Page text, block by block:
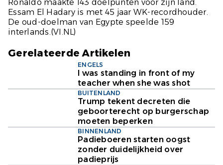
Ronaldo maakte 143 doelpunten voor zijn land.
Essam El Hadary is met 45 jaar WK-recordhouder.
De oud-doelman van Egypte speelde 159
interlands.(VI.NL)
Gerelateerde Artikelen
ENGELS
I was standing in front of my
teacher when she was shot
BUITENLAND
Trump tekent decreten die
geboorterecht op burgerschap
moeten beperken
BINNENLAND
Padieboeren starten oogst
zonder duidelijkheid over
padieprijs